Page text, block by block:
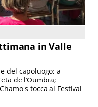
in Valle
del capoluogo; a
de l’Oumbra;
tocca al Festival